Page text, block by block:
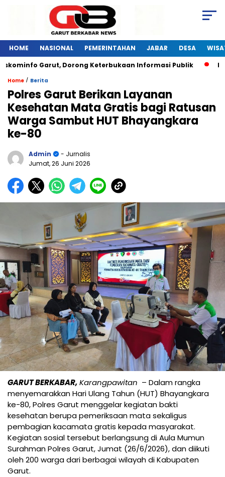
HOME NASIONAL PEMERINTAHAN JABAR DESA
Garut, Dorong Keterbukaan Informasi Publik
Home / Berita
Polres Garut Berikan Layanan
Kesehatan Mata Gratis bagi Ratusan
Warga Sambut HUT Bhayangkara
ke-80
Admin
- Jurnalis
Jumat, 26 Juni 2026
GARUT BERKABAR,Karangpawitan – Dalam rangka
menyemarakkan Hari Ulang Tahun (HUT) Bhayangkara
ke-80, Polres Garut menggelar kegiatan bakti
kesehatan berupa pemeriksaan mata sekaligus
pembagian kacamata gratis kepada masyarakat.
Kegiatan sosial tersebut berlangsung di Aula Mumun
Surahman Polres Garut, Jumat (26/6/2026), dan diikuti
oleh 200 warga dari berbagai wilayah di Kabupaten
Garut.